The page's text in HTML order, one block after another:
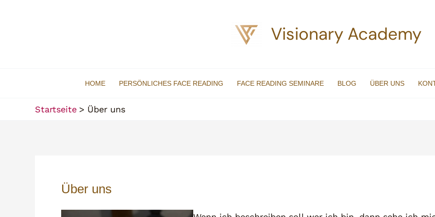
Visionary Academy
HOME PERSÖNLICHES FACE READING FACE READING SEMINARE BLOG ÜBER UNS
Startseite Über uns
Über uns